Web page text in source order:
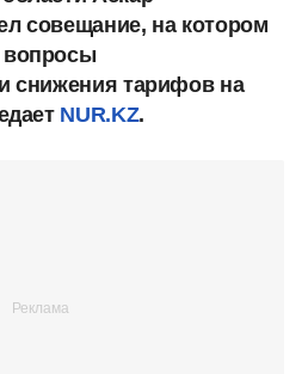
совещание, на котором
снижения тарифов на
NUR.KZ.